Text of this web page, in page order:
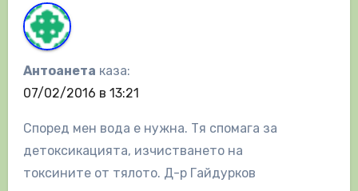
Антоанета каза:
07/02/2016 в 13:21
Според мен вода е нужна. Тя спомага за
детоксикацията, изчистването на
токсините от тялото. Д-р Гайдурков